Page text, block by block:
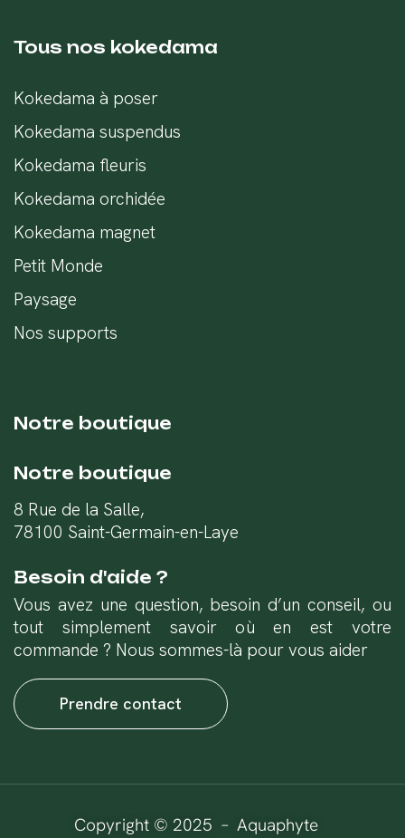
Tous nos kokedama
Kokedama à poser
Kokedama suspendus
Kokedama fleuris
Kokedama orchidée
Kokedama magnet
Petit Monde
Paysage
Nos supports
Notre boutique
Notre boutique
8 Rue de la Salle,
78100 Saint-Germain-en-Laye
Besoin d'aide ?
Vous avez une question, besoin d’un conseil, ou
tout simplement savoir où en est votre
commande ? Nous sommes-là pour vous aider
Prendre contact
Copyright © 2025 – Aquaphyte